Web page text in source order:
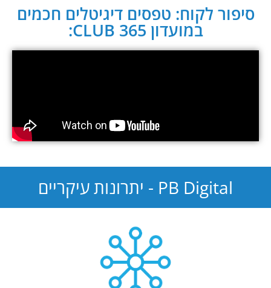
סיפור לקוח: טפסים דיגיטלים חכמים
במועדון CLUB 365:
PB Digital - יתרונות עיקריים